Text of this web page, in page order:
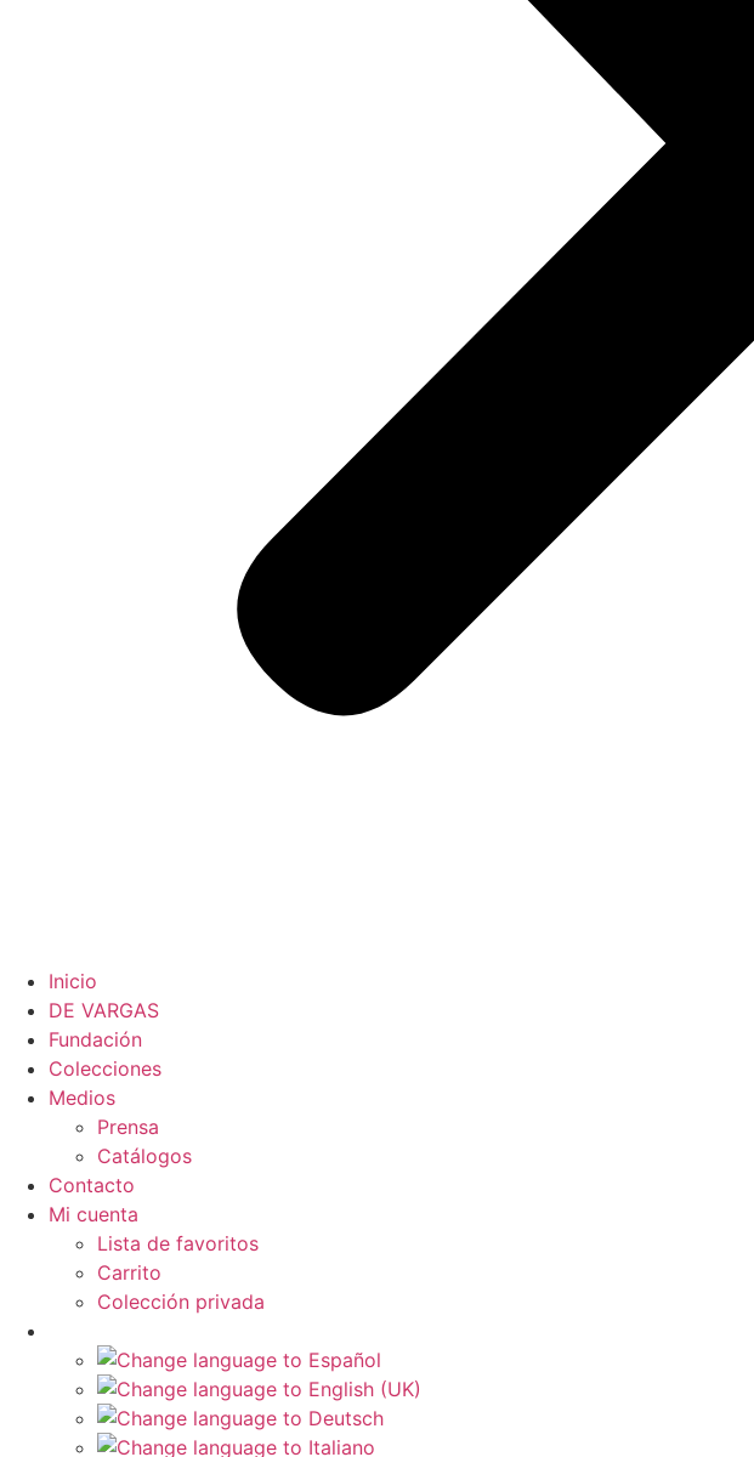
Inicio
DE VARGAS
Fundación
Colecciones
Medios
Prensa
Catálogos
Contacto
Mi cuenta
Lista de favoritos
Carrito
Colección privada